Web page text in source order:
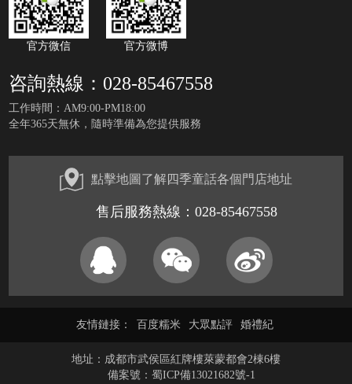
官方微信 官方微博
咨詢熱線：028-85467558
工作時間：AM9:00-PM18:00
全年365天無休，隨時準備為您提供服務
點擊地圖了解四季童話各個門店地址
售后服務熱線：028-85467558
友情鏈接： 百度糯米 大眾點評 婚禮紀
地址：成都市武侯區紅牌樓萊蒙都會2棟6樓
備案號： 蜀ICP備13021682號-1